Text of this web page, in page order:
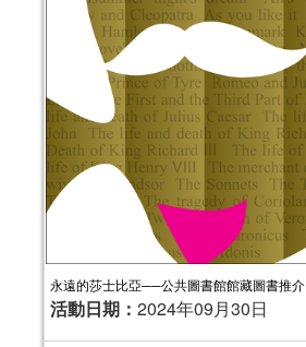
永遠的莎士比亞──公共圖書館館藏圖書推介
活動日期： 2024年09月30日